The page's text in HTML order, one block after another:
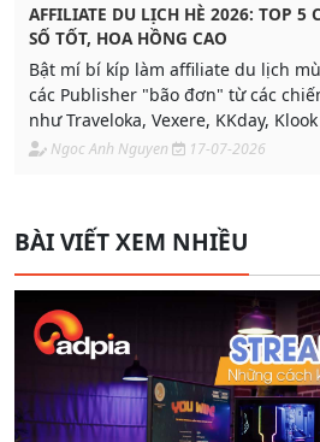
AFFILIATE DU LỊCH HÈ 2026: TOP 5
SỐ TỐT, HOA HỒNG CAO
Bật mí bí kíp làm affiliate du lịch
các Publisher "bão đơn" từ các
như Traveloka, Vexere, KKday,
Ngoc Anh Nguyen 17-07-2026
BÀI VIẾT XEM NHIỀU